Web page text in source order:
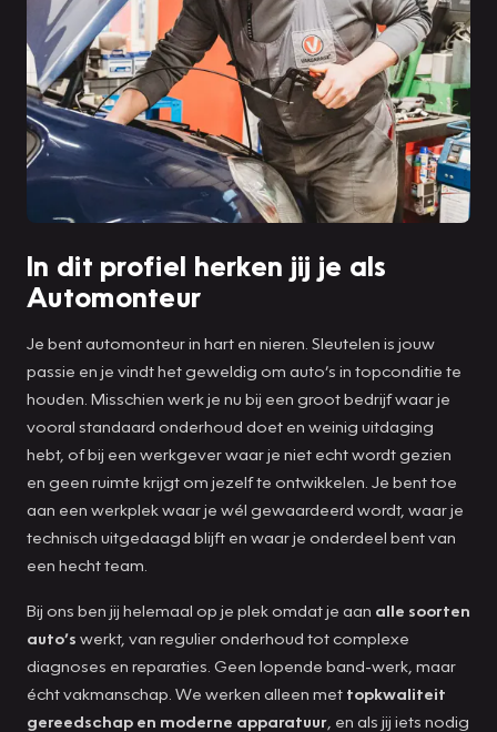
In dit profiel herken jij je als
Automonteur
Je bent automonteur in hart en nieren. Sleutelen is jouw
passie en je vindt het geweldig om auto’s in topconditie te
houden. Misschien werk je nu bij een groot bedrijf waar je
vooral standaard onderhoud doet en weinig uitdaging
hebt, of bij een werkgever waar je niet echt wordt gezien
en geen ruimte krijgt om jezelf te ontwikkelen. Je bent toe
aan een werkplek waar je wél gewaardeerd wordt, waar je
technisch uitgedaagd blijft en waar je onderdeel bent van
een hecht team.
Bij ons ben jij helemaal op je plek omdat je aan alle soorten
auto’s werkt, van regulier onderhoud tot complexe
diagnoses en reparaties. Geen lopende band-werk, maar
écht vakmanschap. We werken alleen met topkwaliteit
gereedschap en moderne apparatuur , en als jij iets nodig